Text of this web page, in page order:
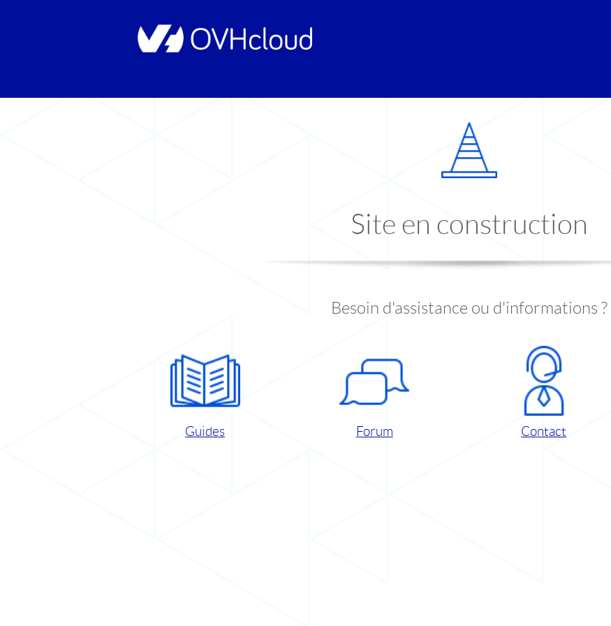
Site en construction
Besoin d'assistance ou d'informations ?
Guides Forum Contact